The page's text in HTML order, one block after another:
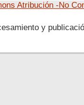
Atribución -No
y